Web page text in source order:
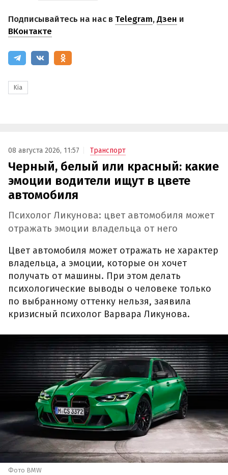
Подписывайтесь на нас в Telegram,Дзен и
ВКонтакте
Kia
08 августа 2026, 11:57 Транспорт
Черный, белый или красный: какие
эмоции водители ищут в цвете
автомобиля
Психолог Ликунова: цвет автомобиля может
отражать эмоции владельца от него
Цвет автомобиля может отражать не характер
владельца, а эмоции, которые он хочет
получать от машины. При этом делать
психологические выводы о человеке только
по выбранному оттенку нельзя, заявила
кризисный психолог Варвара Ликунова.
Фото BMW